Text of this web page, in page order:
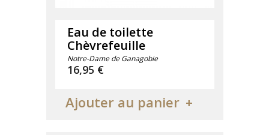
Eau de toilette
Chèvrefeuille
Notre-Dame de Ganagobie
Prix
16,95 €
Ajouter au panier